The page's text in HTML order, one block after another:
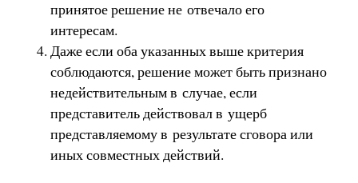
принятое решение не отвечало его
интересам.
Даже если оба указанных выше критерия
соблюдаются, решение может быть признано
недействительным в случае, если
представитель действовал в ущерб
представляемому в результате сговора или
иных совместных действий.